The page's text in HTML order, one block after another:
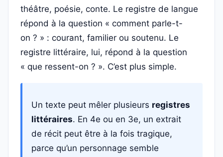
théâtre, poésie, conte. Le registre de langue
répond à la question « comment parle-t-
on ? » : courant, familier ou soutenu. Le
registre littéraire, lui, répond à la question
« que ressent-on ? ». C’est plus simple.
Un texte peut mêler plusieurs registres
littéraires. En 4e ou en 3e, un extrait
de récit peut être à la fois tragique,
parce qu’un personnage semble